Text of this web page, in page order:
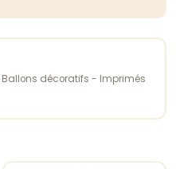
Ballons décoratifs - Imprimés